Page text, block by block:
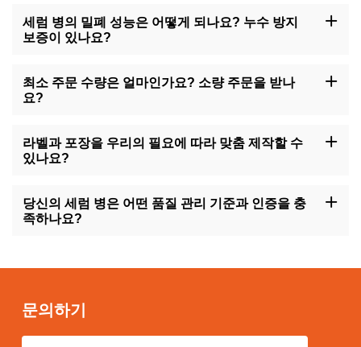
세럼 병의 밀폐 성능은 어떻게 되나요? 누수 방지
보증이 있나요?
탑퍼와 접힌 가장자리를 사용하여 누수를 방지합니다. 모든 병은 공
장에서 출하되기 전에 밀봉 테스트를 거쳐 누출이 없음을 확인합니
다.
최소 주문 수량은 얼마인가요? 소량 주문을 받나
요?
우리는 대량 주문 시 할인된 가격을 제공하지만, 초기 테스트나 특별
프로젝트 필요에 맞춰 소량 주문도 수락할 수 있습니다.
라벨과 포장을 우리의 필요에 따라 맞춤 제작할 수
있나요?
제품 정보 또는 기타 필요한 식별 정보를 추가할 수 있습니다. 포장
에 있어我们也提供更多不同材質和尺寸的選擇，并可添加特殊保护
措施。
당신의 세럼 병은 어떤 품질 관리 기준과 인증을 충
족하나요?
리는 이러한 높은 표준을 지속적으로 준수하기 위해 정기적인 내부
문의하기